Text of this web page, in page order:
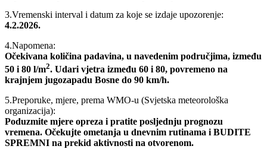
3.Vremenski interval i datum za koje se izdaje upozorenje:
4.2.2026.
4.Napomena:
Očekivana količina padavina, u navedenim područjima, između
50 i 80 l/m2. Udari vjetra između 60 i 80, povremeno na
krajnjem jugozapadu Bosne do 90 km/h.
5.Preporuke, mjere, prema WMO-u (Svjetska meteorološka
organizacija):
Poduzmite mjere opreza i pratite posljednju prognozu
vremena. Očekujte ometanja u dnevnim rutinama i BUDITE
SPREMNI na prekid aktivnosti na otvorenom.